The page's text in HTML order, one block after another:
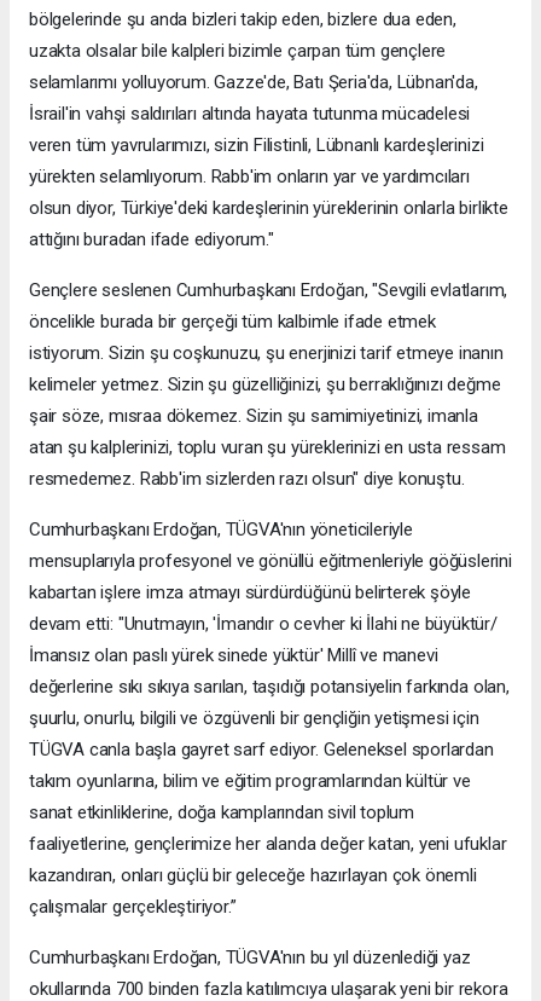
bölgelerinde şu anda bizleri takip eden, bizlere dua eden,
uzakta olsalar bile kalpleri bizimle çarpan tüm gençlere
selamlarımı yolluyorum. Gazze'de, Batı Şeria'da, Lübnan'da,
İsrail'in vahşi saldırıları altında hayata tutunma mücadelesi
veren tüm yavrularımızı, sizin Filistinli, Lübnanlı kardeşlerinizi
yürekten selamlıyorum. Rabb'im onların yar ve yardımcıları
olsun diyor, Türkiye'deki kardeşlerinin yüreklerinin onlarla birlikte
attığını buradan ifade ediyorum."
Gençlere seslenen Cumhurbaşkanı Erdoğan, "Sevgili evlatlarım,
öncelikle burada bir gerçeği tüm kalbimle ifade etmek
istiyorum. Sizin şu coşkunuzu, şu enerjinizi tarif etmeye inanın
kelimeler yetmez. Sizin şu güzelliğinizi, şu berraklığınızı değme
şair söze, mısraa dökemez. Sizin şu samimiyetinizi, imanla
atan şu kalplerinizi, toplu vuran şu yüreklerinizi en usta ressam
resmedemez. Rabb'im sizlerden razı olsun" diye konuştu.
Cumhurbaşkanı Erdoğan, TÜGVA'nın yöneticileriyle
mensuplarıyla profesyonel ve gönüllü eğitmenleriyle göğüslerini
kabartan işlere imza atmayı sürdürdüğünü belirterek şöyle
devam etti: "Unutmayın, 'İmandır o cevher ki İlahi ne büyüktür/
İmansız olan paslı yürek sinede yüktür' Millî ve manevi
değerlerine sıkı sıkıya sarılan, taşıdığı potansiyelin farkında olan,
şuurlu, onurlu, bilgili ve özgüvenli bir gençliğin yetişmesi için
TÜGVA canla başla gayret sarf ediyor. Geleneksel sporlardan
takım oyunlarına, bilim ve eğitim programlarından kültür ve
sanat etkinliklerine, doğa kamplarından sivil toplum
faaliyetlerine, gençlerimize her alanda değer katan, yeni ufuklar
kazandıran, onları güçlü bir geleceğe hazırlayan çok önemli
çalışmalar gerçekleştiriyor.”
Cumhurbaşkanı Erdoğan, TÜGVA'nın bu yıl düzenlediği yaz
okullarında 700 binden fazla katılımcıya ulaşarak yeni bir rekora